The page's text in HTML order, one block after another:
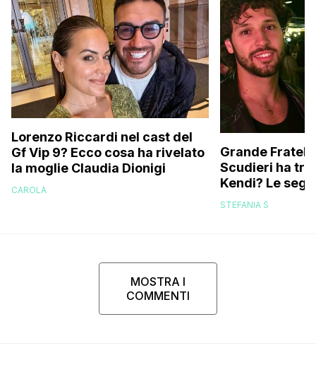
Lorenzo Riccardi nel cast del
Gf Vip 9? Ecco cosa ha rivelato
la moglie Claudia Dionigi
CAROLA
Grande
Scudieri ha
Kendi? Le
replica dell’ex
STEFANIA S
MOSTRA I
COMMENTI